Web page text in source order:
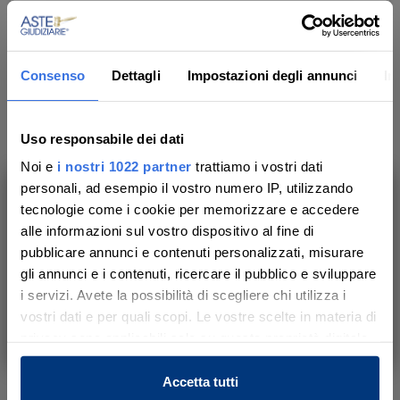
Consenso Dettagli Impostazioni degli annunci
Uso responsabile dei dati
Noi e i nostri 1022 partner trattiamo i vostri dati
personali, ad esempio il vostro numero IP, utilizzando
tecnologie come i cookie per memorizzare e accedere
alle informazioni sul vostro dispositivo al fine di
pubblicare annunci e contenuti personalizzati, misurare
gli annunci e i contenuti, ricercare il pubblico e sviluppare
i servizi. Avete la possibilità di scegliere chi utilizza i
vostri dati e per quali scopi. Le vostre scelte in materia di
in cui avete effettuato le vostre scelte. È possibile
modificare o revocare il proprio consenso in qualsiasi
Accetta tutti
MERCE DEPERIBILE
N. 2 bottiglie Riserva Marilina bianco Grecanico
Indirizzo
-,Ragusa(RG)
Modalità di consegna
Luogo di ritiro del bene
- Ragusa
Ti aiutiamo a trovare, comprendere e
partecipare all’asta in sicurezza.
Con noi, passo dopo passo.
Scopri il servizio